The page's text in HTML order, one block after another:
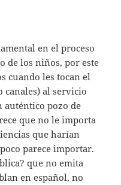
en el proceso
de los niños, por este
cuando les tocan el
canales) al servicio
auténtico pozo de
que no le importa
que harían
parece importar.
que no emita
en español, no